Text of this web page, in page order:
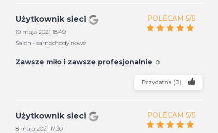
Użytkownik sieci
19 maja 2021 18:49
Salon - samochody nowe
POLECAM 5/5
Zawsze miło i zawsze profesjonalnie ☺
Przydatna (0)
Użytkownik sieci
8 maja 2021 17:30
POLECAM 5/5